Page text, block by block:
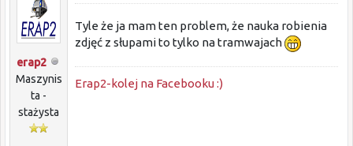
erap2
Maszynis
ta -
stażysta
Tyle że ja mam ten problem, że nauka robienia
zdjęć z słupami to tylko na tramwajach
Erap2-kolej na Facebooku :)